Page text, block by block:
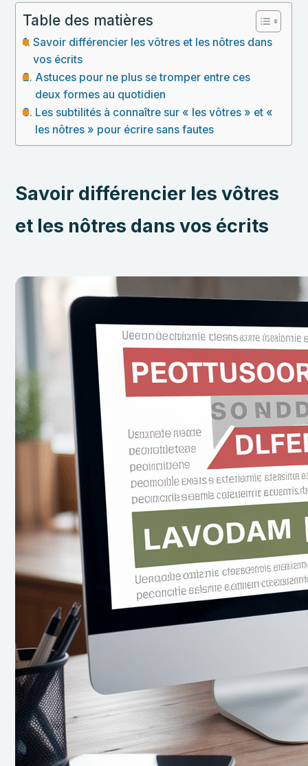
Table des matières
Savoir différencier les vôtres et les nôtres dans
vos écrits
Astuces pour ne plus se tromper entre ces
deux formes au quotidien
Les subtilités à connaître sur « les vôtres » et «
les nôtres » pour écrire sans fautes
Savoir différencier les vôtres
et les nôtres dans vos écrits